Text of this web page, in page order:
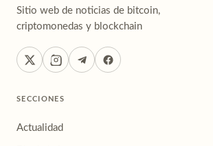
Sitio web de noticias de bitcoin,
criptomonedas y blockchain
SECCIONES
Actualidad